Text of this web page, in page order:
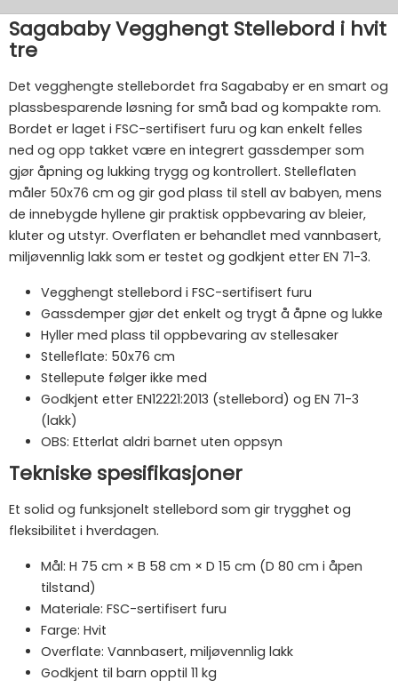
Sagababy Vegghengt Stellebord i hvit
tre
Det vegghengte stellebordet fra Sagababy er en smart og
plassbesparende løsning for små bad og kompakte rom.
Bordet er laget i FSC-sertifisert furu og kan enkelt felles
ned og opp takket være en integrert gassdemper som
gjør åpning og lukking trygg og kontrollert. Stelleflaten
måler 50x76 cm og gir god plass til stell av babyen, mens
de innebygde hyllene gir praktisk oppbevaring av bleier,
kluter og utstyr. Overflaten er behandlet med vannbasert,
miljøvennlig lakk som er testet og godkjent etter EN 71-3.
Vegghengt stellebord i FSC-sertifisert furu
Gassdemper gjør det enkelt og trygt å åpne og lukke
Hyller med plass til oppbevaring av stellesaker
Stelleflate: 50x76 cm
Stellepute følger ikke med
Godkjent etter EN12221:2013 (stellebord) og EN 71-3
(lakk)
OBS: Etterlat aldri barnet uten oppsyn
Tekniske spesifikasjoner
Et solid og funksjonelt stellebord som gir trygghet og
fleksibilitet i hverdagen.
Mål: H 75 cm × B 58 cm × D 15 cm (D 80 cm i åpen
tilstand)
Materiale: FSC-sertifisert furu
Farge: Hvit
Overflate: Vannbasert, miljøvennlig lakk
Godkjent til barn opptil 11 kg